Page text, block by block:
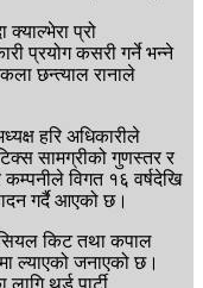
प्रो
प्रयोग कसरी गर्ने भन्ने
छन्त्याल रानाले
हरि अधिकारीले
सामग्रीको गुणस्तर र
विगत १६ वर्षदेखि
गर्दै आएको छ।
किट तथा कपाल
ल्याएको जनाएको छ।
थर्ड पार्टी